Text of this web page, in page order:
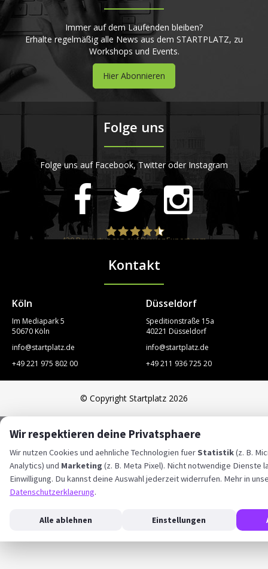
Immer auf dem Laufenden bleiben?
Erhalte regelmäßig alle News aus dem STARTPLATZ, zu
Workshops und Events.
Hier Abonnieren
Folge uns
Folge uns auf Facebook, Twitter oder Instagram
STARTPLATZ
420Bewertungen auf ProvenExpert.com
Kontakt
Köln
Im Mediapark 5
50670 Köln
info@startplatz.de
+49 221 975 802 00
Düsseldorf
Speditionstraße 15a
40221 Düsseldorf
info@startplatz.de
+49 211 936 725 20
© Copyright Startplatz 2026
Wir respektieren deine Privatsphaere
Wir nutzen Cookies und aehnliche Technologien fuerStatistik(z. B.
Analytics) und Marketing (z. B. Meta Pixel). Nicht notwendige Dienste
Einwilligung. Du kannst deine Auswahl jederzeit widerrufen. Mehr in
Datenschutzerklaerung.
Alle ablehnen Einstellungen